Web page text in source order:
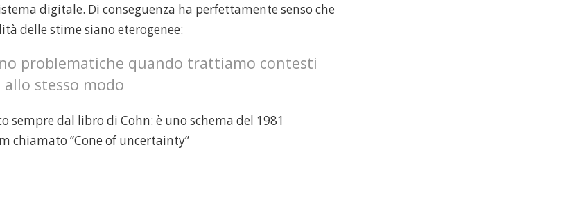
digitale. Di conseguenza ha perfettamente senso che
delle stime siano eterogenee:
problematiche quando trattiamo contesti
stesso modo
sempre dal libro di Cohn: è uno schema del 1981
chiamato “Cone of uncertainty”